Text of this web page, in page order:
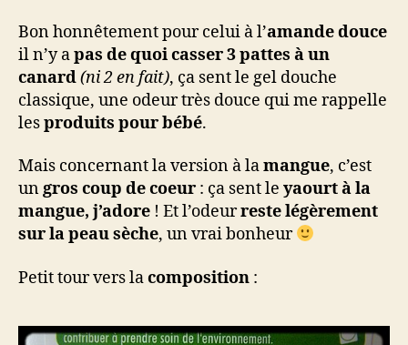
Bon honnêtement pour celui à l’amande douce
il n’y apas de quoi casser 3 pattes à un
canard(ni 2 en fait), ça sent le gel douche
classique, une odeur très douce qui me rappelle
lesproduits pour bébé.
Mais concernant la version à lamangue, c’est
ungros coup de coeur : ça sent le yaourt à la
mangue, j’adore ! Et l’odeurreste légèrement
sur la peau sèche, un vrai bonheur
Petit tour vers lacomposition :